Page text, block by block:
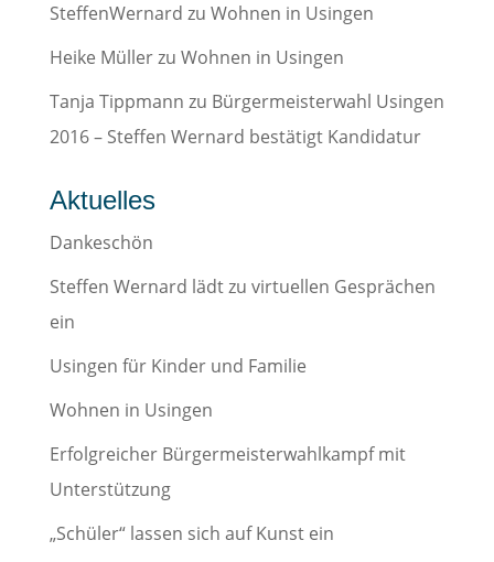
SteffenWernard zu Wohnen in Usingen
Heike Müllerzu Wohnen in Usingen
Tanja Tippmann zu Bürgermeisterwahl Usingen
2016 – Steffen Wernard bestätigt Kandidatur
Aktuelles
Dankeschön
Steffen Wernard lädt zu virtuellen Gesprächen
ein
Usingen für Kinder und Familie
Wohnen in Usingen
Erfolgreicher Bürgermeisterwahlkampf mit
Unterstützung
„Schüler“ lassen sich auf Kunst ein